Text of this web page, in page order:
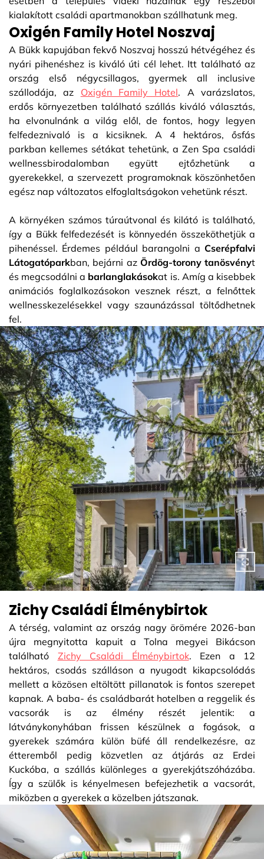
kialakított családi apartmanokban szállhatunk meg.
Oxigén Family Hotel Noszvaj
A Bükk kapujában fekvő Noszvaj hosszú hétvégéhez és
nyári pihenéshez is kiváló úti cél lehet. Itt található az
ország első négycsillagos, gyermek all inclusive
szállodája, az Oxigén Family Hotel. A varázslatos,
erdős környezetben található szállás kiváló választás,
ha elvonulnánk a világ elől, de fontos, hogy legyen
felfedeznivaló is a kicsiknek. A 4 hektáros, ősfás
parkban kellemes sétákat tehetünk, a Zen Spa családi
wellnessbirodalomban együtt ejtőzhetünk a
gyerekekkel, a szervezett programoknak köszönhetően
egész nap változatos elfoglaltságokon vehetünk részt.
A környéken számos túraútvonal és kilátó is található,
így a Bükk felfedezését is könnyedén összeköthetjük a
pihenéssel. Érdemes például barangolni a Cserépfalvi
Látogatóparkban, bejárni az Ördög-torony tanösvényt
és megcsodálni a barlanglakásokat is. Amíg a kisebbek
animációs foglalkozásokon vesznek részt, a felnőttek
wellnesskezelésekkel vagy szaunázással töltődhetnek
fel.
Zichy Családi Élménybirtok
A térség, valamint az ország nagy örömére 2026-ban
újra megnyitotta kapuit a Tolna megyei Bikácson
található Zichy Családi Élménybirtok. Ezen a 12
hektáros, csodás szálláson a nyugodt kikapcsolódás
mellett a közösen eltöltött pillanatok is fontos szerepet
kapnak. A baba- és családbarát hotelben a reggelik és
vacsorák is az élmény részét jelentik: a
látványkonyhában frissen készülnek a fogások, a
gyerekek számára külön büfé áll rendelkezésre, az
étteremből pedig közvetlen az átjárás az Erdei
Kuckóba, a szállás különleges a gyerekjátszóházába.
Így a szülők is kényelmesen befejezhetik a vacsorát,
miközben a gyerekek a közelben játszanak.